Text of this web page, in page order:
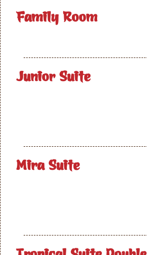
Family Room
Junior Suite
Mira Suite